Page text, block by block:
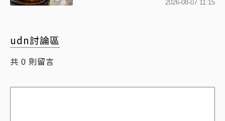
2026-08-07 11:15
udn討論區
共 0 則留言